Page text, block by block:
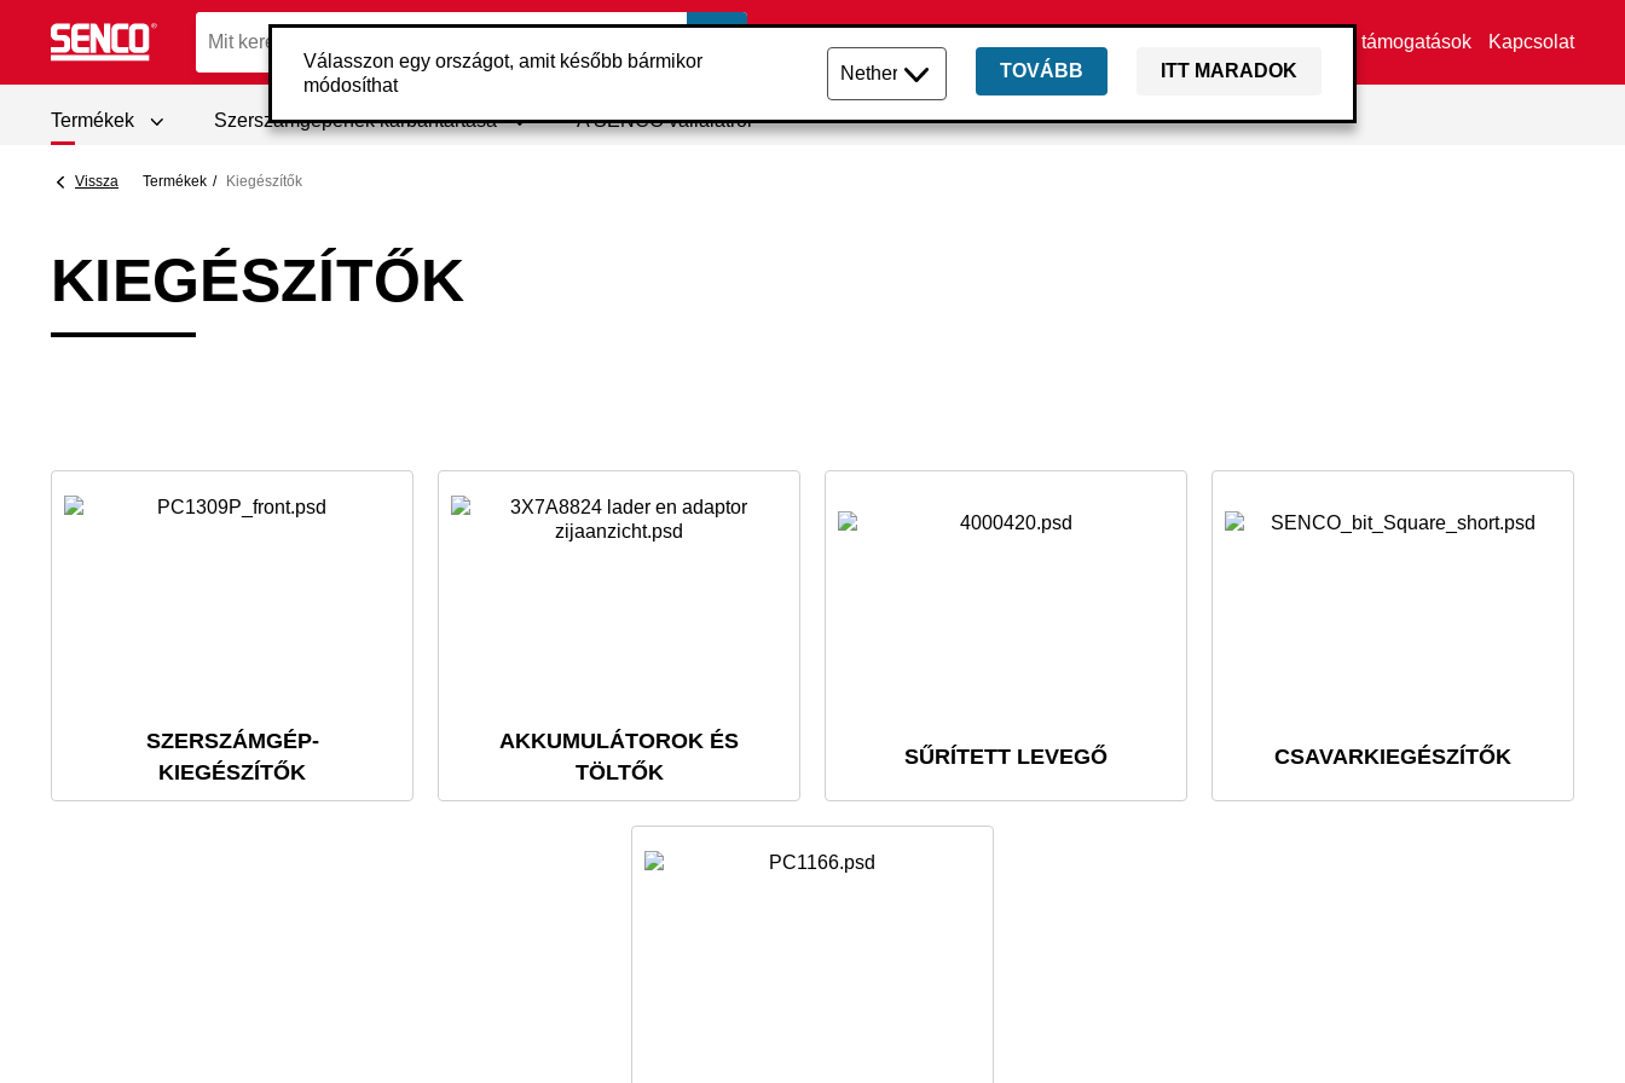
Válasszon egy országot, amit később bármikor
módosíthat
TOVÁBB ITT MARADOK
Márka támogatások Kapcsolat
Termékek Szerszámgépének karbantartása A SENCO vállalatról
Vissza Termékek Kiegészítők
KIEGÉSZÍTŐK
SZERSZÁMGÉP-
KIEGÉSZÍTŐK
AKKUMULÁTOROK ÉS
TÖLTŐK
SŰRÍTETT LEVEGŐ CSAVARKIEGÉSZÍTŐK